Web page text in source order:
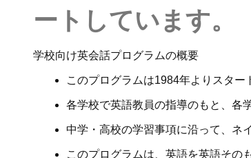
ートしています。
学校向け英会話プログラムの概要
このプログラムは1984年よりスター
各学校で英語教員の指導のもと、各
中学・高校の学習事項に沿って、ネ
このプログラムは、英語を英語その